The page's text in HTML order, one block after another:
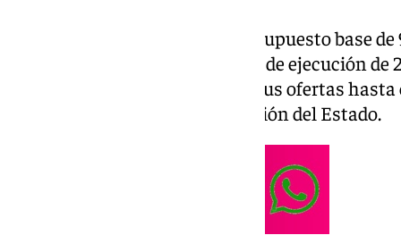
El concurso cuenta con un presupuesto base
incluido, y establece un periodo de ejecución de
interesadas podrán presentar sus ofertas hasta
a través del portal de Contratación del Estado.